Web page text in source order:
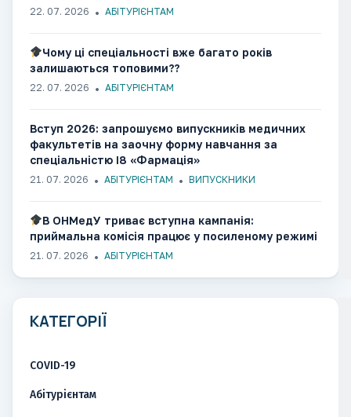
22. 07. 2026 АБІТУРІЄНТАМ
Чому ці спеціальності вже багато років
залишаються топовими??
22. 07. 2026 АБІТУРІЄНТАМ
Вступ 2026: запрошуємо випускників медичних
факультетів на заочну форму навчання за
спеціальністю І8 «Фармація»
21. 07. 2026 АБІТУРІЄНТАМ ВИПУСКНИКИ
В ОНМедУ триває вступна кампанія:
приймальна комісія працює у посиленому режимі
21. 07. 2026 АБІТУРІЄНТАМ
КАТЕГОРІЇ
COVID-19
Абітурієнтам